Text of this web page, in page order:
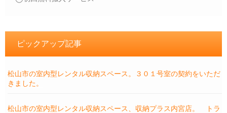
ピックアップ記事
松山市の室内型レンタル収納スペース。３０１号室の契約をいただ
きました。
松山市の室内型レンタル収納スペース、収納プラス内宮店。 トラ